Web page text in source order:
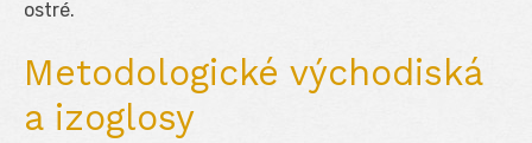
ostré.
Metodologické východiská
a izoglosy